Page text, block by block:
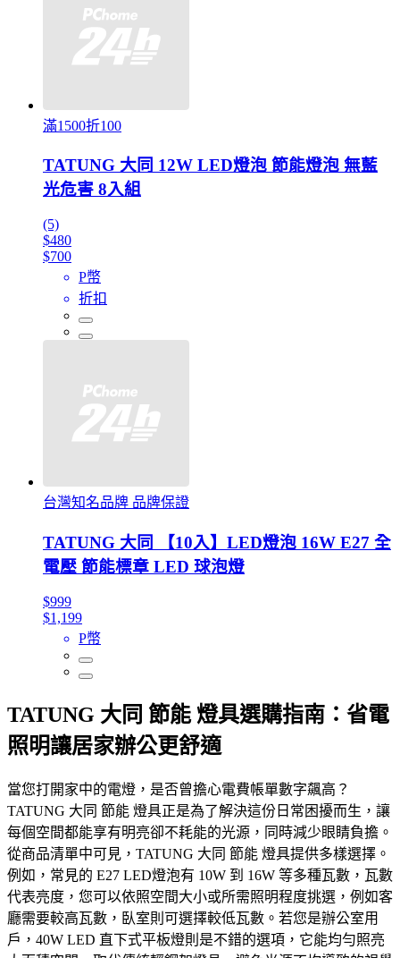
滿1500折100
TATUNG 大同 12W LED燈泡 節能燈泡 無藍
光危害 8入組
(5)
$480
$700
P幣
折扣
台灣知名品牌 品牌保證
TATUNG 大同 【10入】LED燈泡 16W E27 全
電壓 節能標章 LED 球泡燈
$999
$1,199
P幣
TATUNG 大同 節能 燈具選購指南：省電
照明讓居家辦公更舒適
當您打開家中的電燈，是否曾擔心電費帳單數字飆高？
TATUNG 大同 節能 燈具正是為了解決這份日常困擾而生，讓
每個空間都能享有明亮卻不耗能的光源，同時減少眼睛負擔。
從商品清單中可見，TATUNG 大同 節能 燈具提供多樣選擇。
例如，常見的 E27 LED燈泡有 10W 到 16W 等多種瓦數，瓦數
代表亮度，您可以依照空間大小或所需照明程度挑選，例如客
廳需要較高瓦數，臥室則可選擇較低瓦數。若您是辦公室用
戶，40W LED 直下式平板燈則是不錯的選項，它能均勻照亮